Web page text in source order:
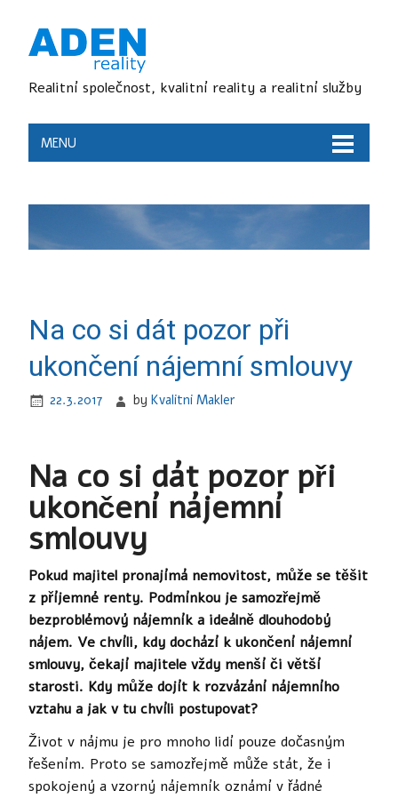
Realitní společnost, kvalitní reality a realitní služby
MENU
Na co si dát pozor při
ukončení nájemní smlouvy
22.3.2017 byKvalitni Makler
Na co si dát pozor při
ukončení nájemní
smlouvy
Pokud majitel pronajímá nemovitost, může se těšit
z příjemné renty. Podmínkou je samozřejmě
bezproblémový nájemník a ideálně dlouhodobý
nájem. Ve chvíli, kdy dochází k ukončení nájemní
smlouvy, čekají majitele vždy menší či větší
starosti. Kdy může dojít k rozvázání nájemního
vztahu a jak v tu chvíli postupovat?
Život v nájmu je pro mnoho lidí pouze dočasným
řešením. Proto se samozřejmě může stát, že i
spokojený a vzorný nájemník oznámí v řádné